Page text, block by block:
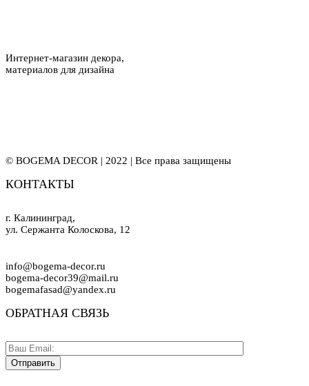
Интернет-магазин декора,
материалов для дизайна
© BOGEMA DECOR | 2022 | Все права защищены
КОНТАКТЫ
г. Калининград,
ул. Сержанта Колоскова, 12
info@bogema-decor.ru
bogema-decor39@mail.ru
bogemafasad@yandex.ru
ОБРАТНАЯ СВЯЗЬ